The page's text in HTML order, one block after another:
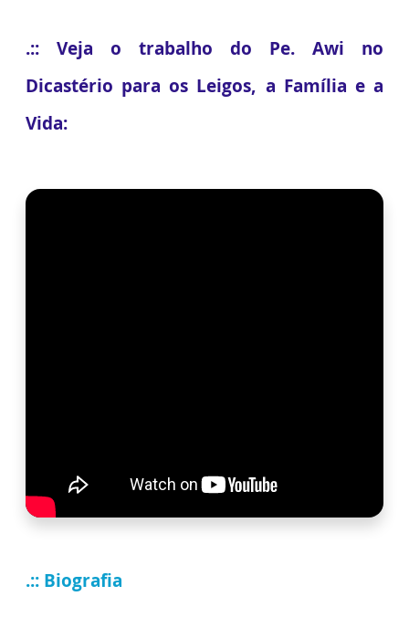
.:: Veja o trabalho do Pe. Awi no
Dicastério para os Leigos, a Família e a
Vida:
.:: Biografia